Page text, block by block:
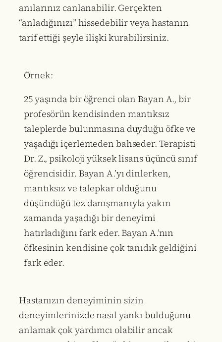
anılarınız canlanabilir. Gerçekten
“anladığınızı” hissedebilir veya hastanın
tarif ettiği şeyle ilişki kurabilirsiniz.
Örnek:
25 yaşında bir öğrenci olan Bayan A., bir
profesörün kendisinden mantıksız
taleplerde bulunmasına duyduğu öfke ve
yaşadığı içerlemeden bahseder. Terapisti
Dr. Z., psikoloji yüksek lisans üçüncü sınıf
öğrencisidir. Bayan A.’yı dinlerken,
mantıksız ve talepkar olduğunu
düşündüğü tez danışmanıyla yakın
zamanda yaşadığı bir deneyimi
hatırladığını fark eder. Bayan A.’nın
öfkesinin kendisine çok tanıdık geldiğini
fark eder.
Hastanızın deneyiminin sizin
deneyimlerinizde nasıl yankı bulduğunu
anlamak çok yardımcı olabilir ancak